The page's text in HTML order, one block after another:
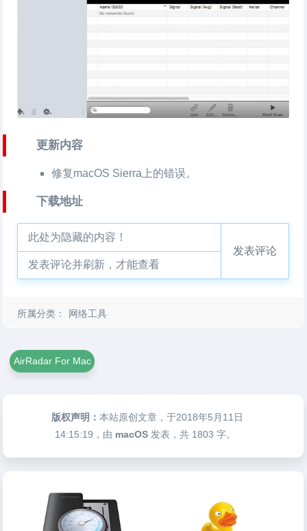
更新内容
修复macOS Sierra上的错误。
下载地址
此处为隐藏的内容！
发表评论并刷新，才能查看
发表评论
所属分类： 网络工具
AirRadar For Mac
版权声明：本站原创文章，于2018年5月11日
14:15:19 ，由 macOS 发表，共 1803 字。